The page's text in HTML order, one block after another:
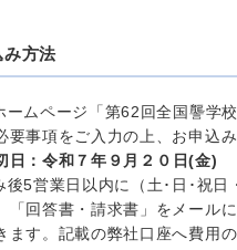
み方法
ムページ「第62回全国讋学
要事項をご入力の上、お申込み
日：令和７年９月２０日(金)
5営業日以内に（土･日･祝日
「回答書・請求書」をメール
ます。記載の弊社口座へ費用